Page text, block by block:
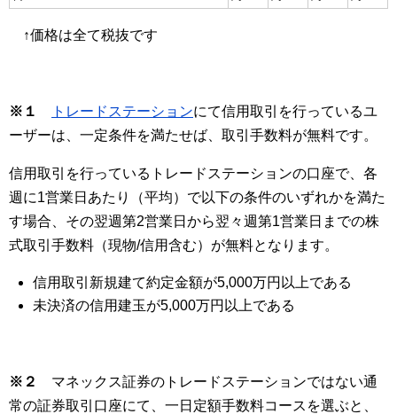
↑価格は全て税抜です
※１ トレードステーションにて信用取引を行っているユ
ーザーは、一定条件を満たせば、取引手数料が無料です。
信用取引を行っているトレードステーションの口座で、各
週に1営業日あたり（平均）で以下の条件のいずれかを満た
す場合、その翌週第2営業日から翌々週第1営業日までの株
式取引手数料（現物/信用含む）が無料となります。
信用取引新規建て約定金額が5,000万円以上である
未決済の信用建玉が5,000万円以上である
※２
マネックス証券のトレードステーションではない通
常の証券取引口座にて、一日定額手数料コースを選ぶと、